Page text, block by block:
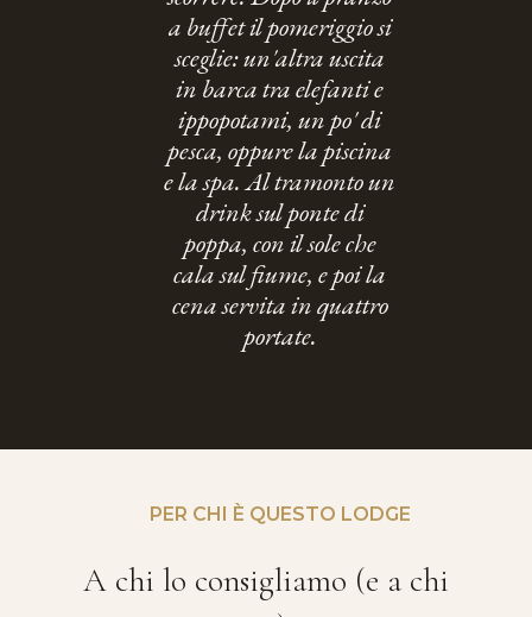
a buffet il pomeriggio si
sceglie: un'altra uscita
in barca tra elefanti e
ippopotami, un po' di
pesca, oppure la piscina
e la spa. Al tramonto un
drink sul ponte di
poppa, con il sole che
cala sul fiume, e poi la
cena servita in quattro
portate.
PER CHI È QUESTO LODGE
A chi lo consigliamo (e a chi